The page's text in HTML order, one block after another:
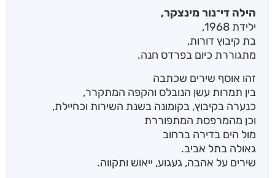
הילה די־נור מינצקר,
ילידת 1968,
בת קיבוץ דורות,
מתגוררת כיום בפרדס חנה.
זהו אוסף שירים שכתבה
בין תמרות עשן הנובלס והקפה המתקרר,
כנערה בקיבוץ, בקומונה בשנת השירות וכחיילת,
וכן מהמרפסת המתפוררת
מול הים בדירה ברחוב
גאולה בתל אביב.
שירים על אהבה, געגוע, ייאוש ותקווה.